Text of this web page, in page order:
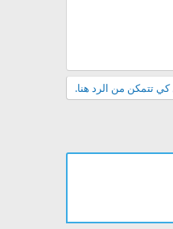
تتمكن من الرد هنا.